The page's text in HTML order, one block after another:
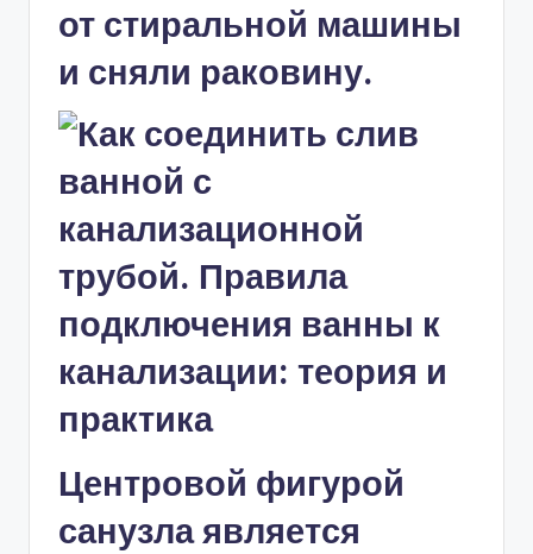
от стиральной машины
и сняли раковину.
Центровой фигурой
санузла является